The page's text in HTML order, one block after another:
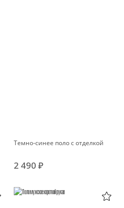
Темно-синее поло с отделкой
2 490 ₽